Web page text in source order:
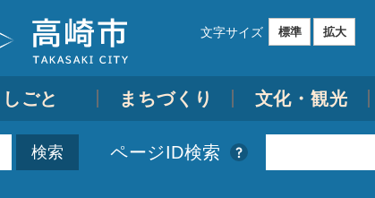
文字サイズ 標準 拡大
しごと まちづくり 文化・観光
ページID検索